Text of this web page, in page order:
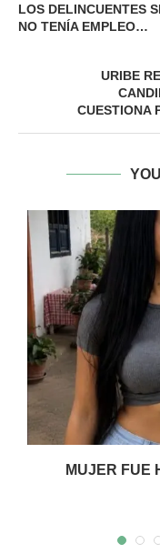
LOS DELINCUENTES
NO TENÍA EMPLEO…
URIBE
CUESTIONA
MUJER FUE